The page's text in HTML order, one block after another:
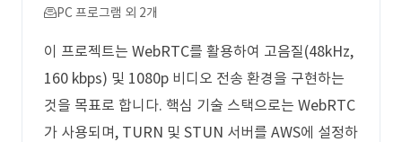
PC 프로그램 외 2개
이 프로젝트는 WebRTC를 활용하여 고음질(48kHz,
160 kbps) 및 1080p 비디오 전송 환경을 구현하는
것을 목표로 합니다. 핵심 기술 스택으로는 WebRTC
가 사용되며, TURN 및 STUN 서버를 AWS에 설정하